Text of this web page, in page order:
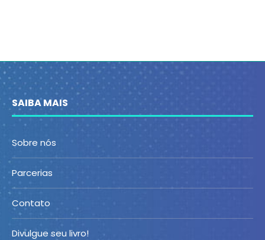
SAIBA MAIS
Sobre nós
Parcerias
Contato
Divulgue seu livro!